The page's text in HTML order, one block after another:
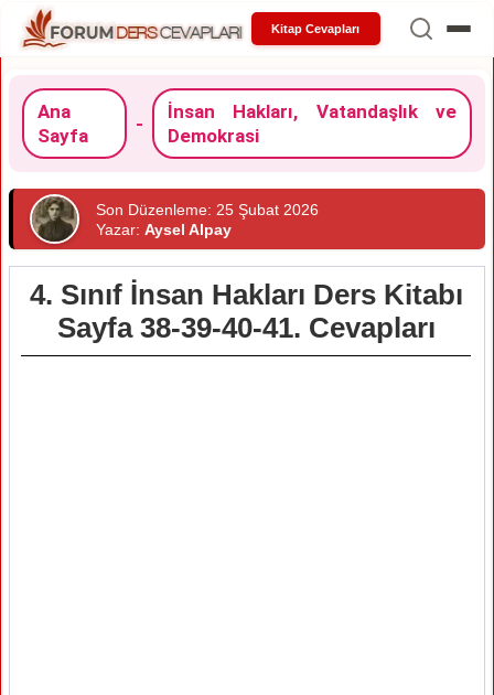
Kitap Cevapları
Ana
Sayfa
-
İnsan Hakları, Vatandaşlık ve
Demokrasi
Son Düzenleme: 25 Şubat 2026
Yazar: Aysel Alpay
4. Sınıf İnsan Hakları Ders Kitabı
Sayfa 38-39-40-41. Cevapları